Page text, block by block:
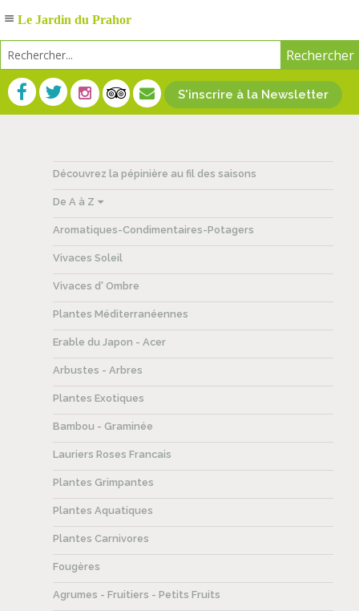
S'inscrire à la Newsletter
Découvrez la pépinière au fil des saisons
De A à Z
Aromatiques-Condimentaires-Potagers
Vivaces Soleil
Vivaces d' Ombre
Plantes Méditerranéennes
Erable du Japon - Acer
Arbustes - Arbres
Plantes Exotiques
Bambou - Graminée
Lauriers Roses Francais
Plantes Grimpantes
Plantes Aquatiques
Plantes Carnivores
Fougères
Agrumes - Fruitiers - Petits Fruits
Le Jardin du Prahor